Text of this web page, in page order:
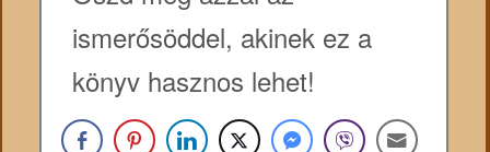
ismerősöddel, akinek ez a
könyv hasznos lehet!